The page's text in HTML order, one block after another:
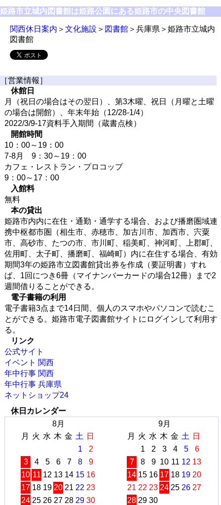
姫路市立城内図書館は姫路公園にある姫路市の中央図書館
関西休日案内 ＞ 文化施設 ＞ 図書館 ＞兵庫県＞姫路市立城内
図書館
［営業情報］
休館日
月（祝日の場合はその翌日）、第3木曜、祝日（月曜と土曜
の場合は開館）、年末年始（12/28-1/4）
2022/3/9-17資料手入期間（蔵書点検）
開館時間
10：00～19：00
7-8月 9：30～19：00
カフェ・レストラン・プロコップ
9：00～17：00
入館料
無料
本の貸出
姫路市内内に在住・通勤・通学する場合、および播磨圏域連
携中枢都市圏（相生市、赤穂市、加古川市、加西市、宍粟
市、高砂市、たつの市、市川町、稲美町、神河町、上郡町、
佐用町、太子町、播磨町、福崎町）内に在住する場合、有効
期間3年の姫路市立図書館貸出券を作成（要証明書）すれ
ば、1回につき6冊（マイナンバーカードの場合12冊）まで2
週間借りることができる。
電子書籍の利用
電子書籍3点まで14日間、個人のスマホやパソコンで読むこ
とができる。姫路市電子図書館サイトにログインして利用す
る。
リンク
公式サイト
イベント 関西
年中行事 関西
年中行事 兵庫県
ネットショップ24
休日カレンダー
8月
月
火 水 木 金 土
日
1
2
3
4 5 6 7 8
9
10 11 12 13 14 15 16
17 18 19 20 21 22 23
24 25 26 27 28 29 30
9月
月
火 水 木 金 土
日
1
2 3 4 5
6
7
8 9 10 11 12 13
14 15 16 17 18 19 20
21 22 23 24 25 26 27
28 29 30